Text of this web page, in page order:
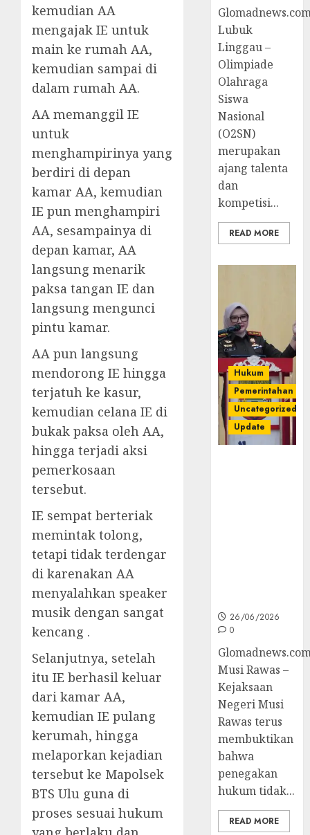
kemudian AA
mengajak IE untuk
main ke rumah AA,
kemudian sampai di
dalam rumah AA.
AA memanggil IE
untuk
menghampirinya yang
berdiri di depan
kamar AA, kemudian
IE pun menghampiri
AA, sesampainya di
depan kamar, AA
langsung menarik
paksa tangan IE dan
langsung mengunci
pintu kamar.
AA pun langsung
mendorong IE hingga
terjatuh ke kasur,
kemudian celana IE di
bukak paksa oleh AA,
hingga terjadi aksi
pemerkosaan
tersebut.
IE sempat berteriak
memintak tolong,
tetapi tidak terdengar
di karenakan AA
menyalahkan speaker
musik dengan sangat
kencang .
Selanjutnya, setelah
itu IE berhasil keluar
dari kamar AA,
kemudian IE pulang
kerumah, hingga
melaporkan kejadian
tersebut ke Mapolsek
BTS Ulu guna di
proses sesuai hukum
Lubuk
Linggau –
Olimpiade
Olahraga
Siswa
Nasional
(O2SN)
merupakan
ajang talenta
dan
kompetisi...
READ MORE
Hukum
Pemerintahan
Uncategorized
Update
26/06/2026
0
Musi Rawas –
Kejaksaan
Negeri Musi
Rawas terus
membuktikan
bahwa
penegakan
hukum tidak...
READ MORE